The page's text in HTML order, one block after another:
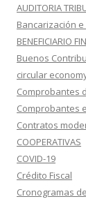
AUDITORIA
Bancarización e
BENEFICIARIO
Buenos
circular
Comprobantes
Comprobantes
Contratos
COOPERATIVAS
COVID-19
Crédito Fiscal
Cronogramas